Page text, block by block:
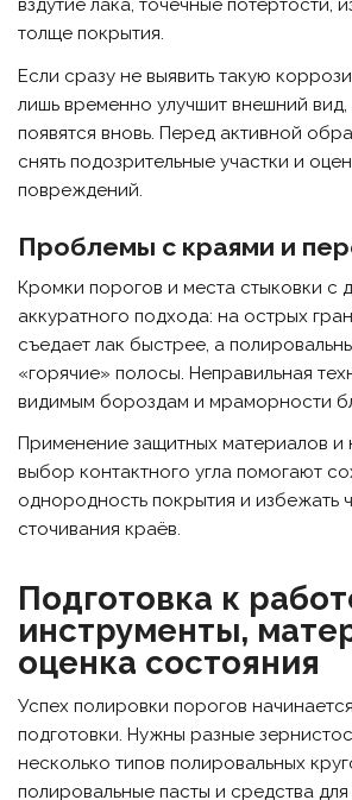
вздутие лака, точечные потёртости,
толще покрытия.
Если сразу не выявить такую
лишь временно улучшит внешний вид,
появятся вновь. Перед активной
снять подозрительные участки и
повреждений.
Проблемы с краями и
Кромки порогов и места стыковки с
аккуратного подхода: на острых
съедает лак быстрее, а
«горячие» полосы. Неправильная
видимым бороздам и мраморности
Применение защитных материалов и
выбор контактного угла помогают
однородность покрытия и избежать
сточивания краёв.
Подготовка к
инструменты,
оценка состояния
Успех полировки порогов
подготовки. Нужны разные
несколько типов полировальных
полировальные пасты и средства